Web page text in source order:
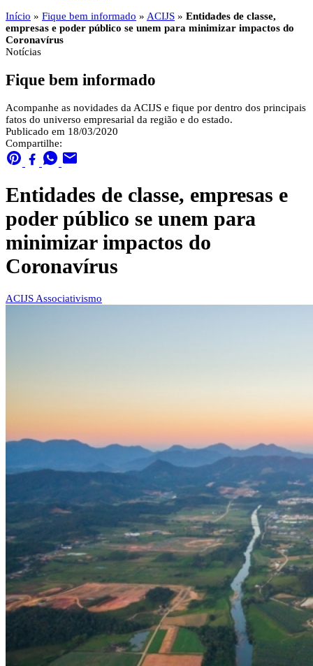
Início » Fique bem informado » ACIJS » Entidades de classe,
empresas e poder público se unem para minimizar impactos do
Coronavírus
Notícias
Fique bem informado
Acompanhe as novidades da ACIJS e fique por dentro dos principais
fatos do universo empresarial da região e do estado.
Publicado em 18/03/2020
Compartilhe:
Entidades de classe, empresas e
poder público se unem para
minimizar impactos do
Coronavírus
ACIJS Associativismo